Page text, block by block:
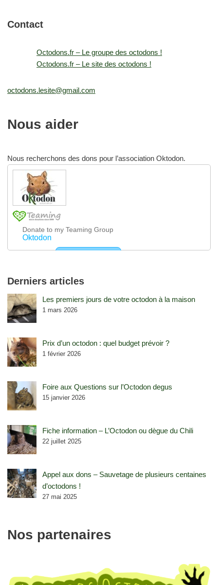
Contact
Octodons.fr – Le groupe des octodons !
Octodons.fr – Le site des octodons !
octodons.lesite@gmail.com
Nous aider
Nous recherchons des dons pour l’association Oktodon.
Derniers articles
Les premiers jours de votre octodon à la maison
1 mars 2026
Prix d’un octodon : quel budget prévoir ?
1 février 2026
Foire aux Questions sur l’Octodon degus
15 janvier 2026
Fiche information – L’Octodon ou dègue du Chili
22 juillet 2025
Appel aux dons – Sauvetage de plusieurs centaines
d’octodons !
27 mai 2025
Nos partenaires